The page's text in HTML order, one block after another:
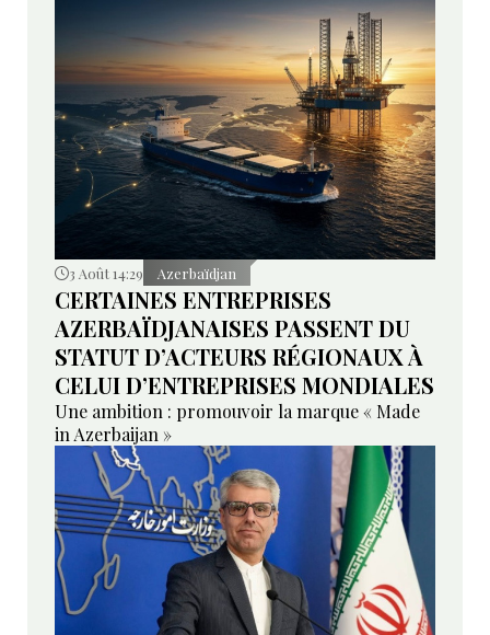
3 Août 14:29 Azerbaïdjan
CERTAINES ENTREPRISES
AZERBAÏDJANAISES PASSENT DU
STATUT D’ACTEURS RÉGIONAUX À
CELUI D’ENTREPRISES MONDIALES
Une ambition : promouvoir la marque « Made
in Azerbaijan »